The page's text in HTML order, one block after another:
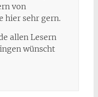
von
hier sehr gern.
allen Lesern
wünscht